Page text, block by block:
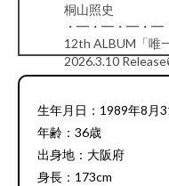
桐山照史
・━・━・━・━
12th ALBUM「唯
2026.3.10
pic.twitter.com/
生年月日：1989年8月
年齢：36歳
出身地：大阪府
身長：173cm